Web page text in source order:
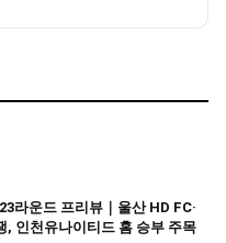
라운드 프리뷰｜울산 HD FC·
, 인천유나이티드 홈 승부 주목